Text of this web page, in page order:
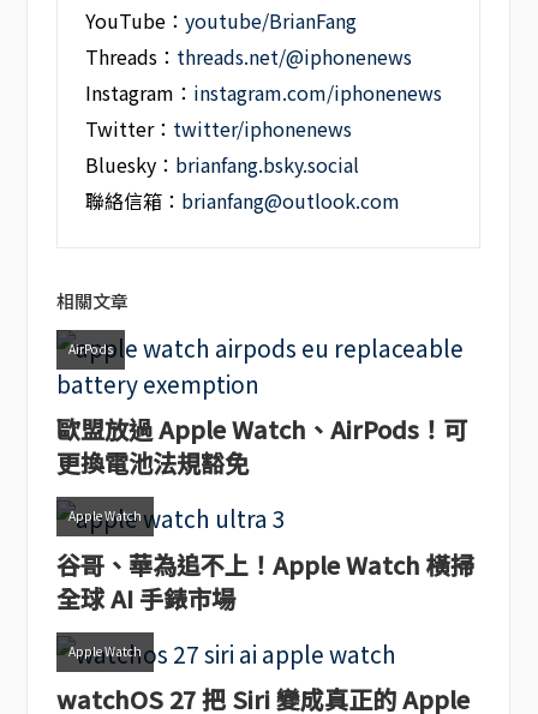
YouTube：youtube/BrianFang
Threads： threads.net/@iphonenews
Instagram： instagram.com/iphonenews
Twitter： twitter/iphonenews
Bluesky： brianfang.bsky.social
聯絡信箱： brianfang@outlook.com
相關文章
AirPods
歐盟放過 Apple Watch、AirPods！可
更換電池法規豁免
Apple Watch
谷哥、華為追不上！Apple Watch 橫掃
全球 AI 手錶市場
Apple Watch
watchOS 27 把 Siri 變成真正的 Apple